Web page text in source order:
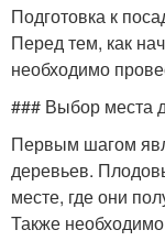
Подготовка к
Перед тем, как
необходимо
### Выбор места
Первым шагом
деревьев.
месте, где они
Также